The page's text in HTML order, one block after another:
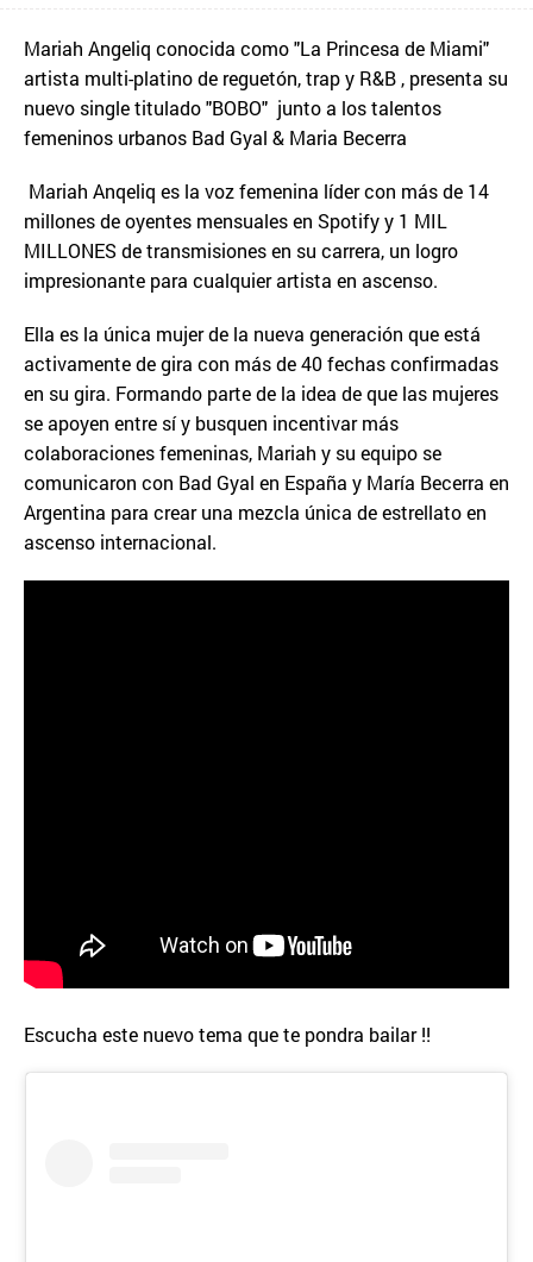
Mariah Angeliq conocida como "La Princesa de Miami"
artista multi-platino de reguetón, trap y R&B , presenta su
nuevo single titulado "BOBO" junto a los talentos
femeninos urbanos Bad Gyal & Maria Becerra
Mariah Anqeliq es la voz femenina líder con más de 14
millones de oyentes mensuales en Spotify y 1 MIL
MILLONES de transmisiones en su carrera, un logro
impresionante para cualquier artista en ascenso.
Ella es la única mujer de la nueva generación que está
activamente de gira con más de 40 fechas confirmadas
en su gira. Formando parte de la idea de que las mujeres
se apoyen entre sí y busquen incentivar más
colaboraciones femeninas, Mariah y su equipo se
comunicaron con Bad Gyal en España y María Becerra en
Argentina para crear una mezcla única de estrellato en
ascenso internacional.
Escucha este nuevo tema que te pondra bailar !!